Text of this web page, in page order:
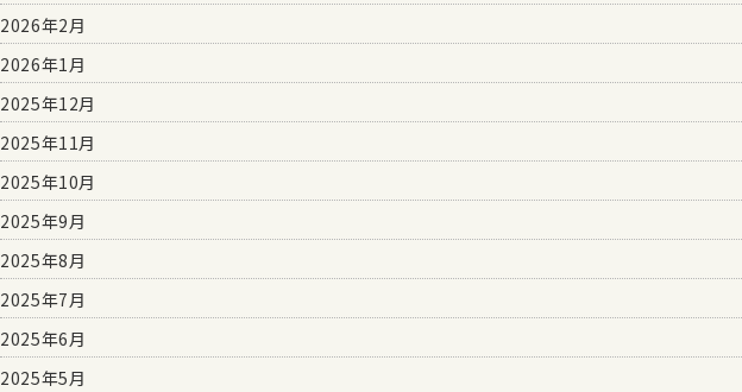
2026年2月
2026年1月
2025年12月
2025年11月
2025年10月
2025年9月
2025年8月
2025年7月
2025年6月
2025年5月